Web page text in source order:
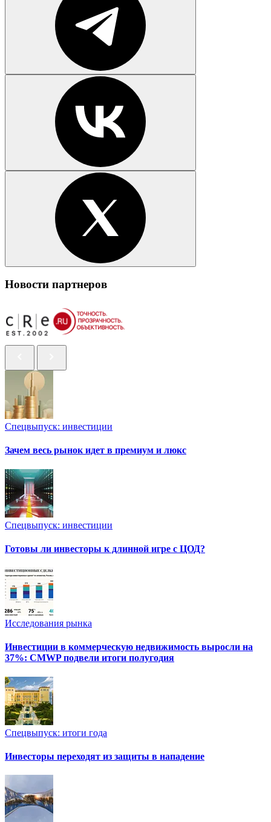
Новости партнеров
Спецвыпуск: инвестиции
Зачем весь рынок идет в премиум и люкс
Спецвыпуск: инвестиции
Готовы ли инвесторы к длинной игре с ЦОД?
Исследования рынка
Инвестиции в коммерческую недвижимость выросли на
37%: CMWP подвели итоги полугодия
Спецвыпуск: итоги года
Инвесторы переходят из защиты в нападение